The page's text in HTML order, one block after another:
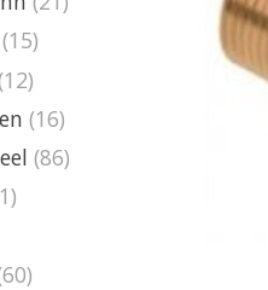
(15)
(16)
(86)